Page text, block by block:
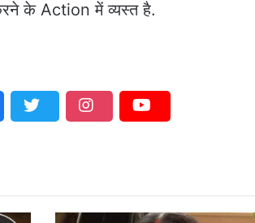
के Action में व्यस्त है.